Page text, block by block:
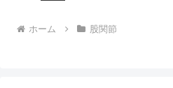
ホーム 股関節